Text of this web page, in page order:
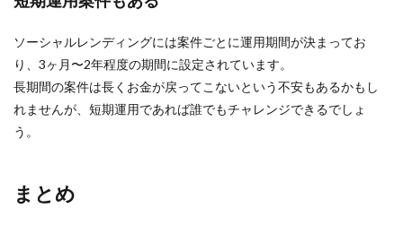
ソーシャルレンディングには案件ごとに運用期間が決まってお
り、3ヶ月〜2年程度の期間に設定されています。
長期間の案件は長くお金が戻ってこないという不安もあるかもし
れませんが、短期運用であれば誰でもチャレンジできるでしょ
う。
まとめ